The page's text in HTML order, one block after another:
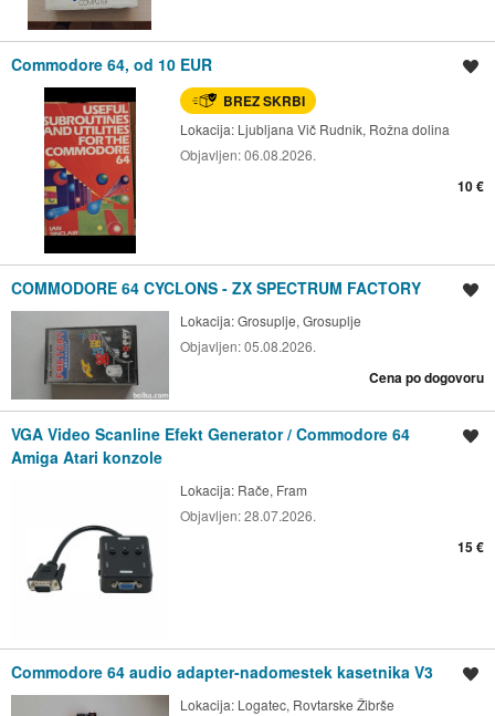
Commodore 64, od 10 EUR
BREZ SKRBI
Lokacija: Ljubljana Vič Rudnik, Rožna dolina
Objavljen:06.08.2026.
10 €
COMMODORE 64 CYCLONS - ZX SPECTRUM FACTORY
Lokacija:Grosuplje, Grosuplje
Objavljen:05.08.2026.
Cena po dogovoru
VGA Video Scanline Efekt Generator / Commodore 64
Amiga Atari konzole
Lokacija: Rače, Fram
Objavljen:28.07.2026.
15 €
Commodore 64 audio adapter-nadomestek kasetnika V3
Lokacija: Logatec, Rovtarske Žibrše